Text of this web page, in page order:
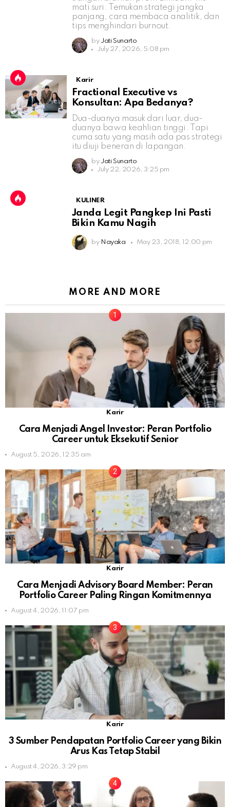
mati suri. Temukan strategi jangka
panjang, cara membaca analitik, dan
tips menghindari burnout.
by Jati Sunarto
July 27, 2026, 5:08 pm
Karir
Fractional Executive vs
Konsultan: Apa Bedanya?
Dua-duanya masuk dari luar, dua-
duanya bawa keahlian tinggi. Tapi
cuma satu yang masih ada pas strategi
itu diuji beneran di lapangan.
by Jati Sunarto
July 22, 2026, 3:25 pm
KULINER
Janda Legit Pangkep Ini Pasti
Bikin Kamu Nagih
by Nayaka May 23, 2018, 12:00 pm
MORE AND MORE
Karir
Cara Menjadi Angel Investor: Peran Portfolio
Career untuk Eksekutif Senior
August 5, 2026, 12:35 am
Karir
Cara Menjadi Advisory Board Member: Peran
Portfolio Career Paling Ringan Komitmennya
August 4, 2026, 11:07 pm
Karir
3 Sumber Pendapatan Portfolio Career yang Bikin
Arus Kas Tetap Stabil
August 4, 2026, 3:29 pm